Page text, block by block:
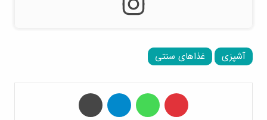
آشپزی غذاهای سنتی